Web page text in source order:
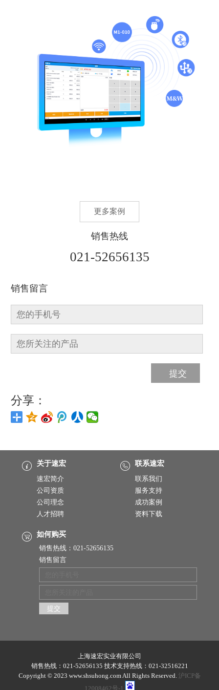
更多案例
销售热线
021-52656135
销售留言
分享：
关于速宏
速宏简介
公司资质
公司理念
人才招聘
联系速宏
联系我们
服务支持
成功案例
资料下载
如何购买
销售热线：021-52656135
销售留言
上海速宏实业有限公司
销售热线：021-52656135 技术支持热线：021-32516221
Copyright © 2023 www.shsuhong.com All Rights Reserved. 沪ICP备
12008462号-1